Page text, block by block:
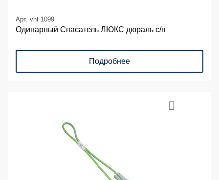
Арт. vnt 1099
Одинарный Спасатель ЛЮКС дюраль с/п
Подробнее